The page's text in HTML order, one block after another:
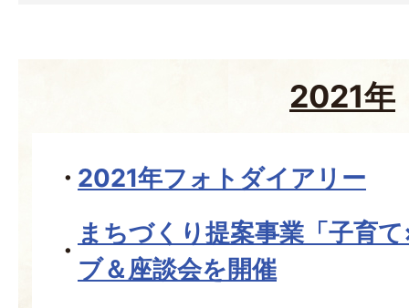
2021年
2021年フォトダイアリー
まちづくり提案事業「子育
ブ＆座談会を開催